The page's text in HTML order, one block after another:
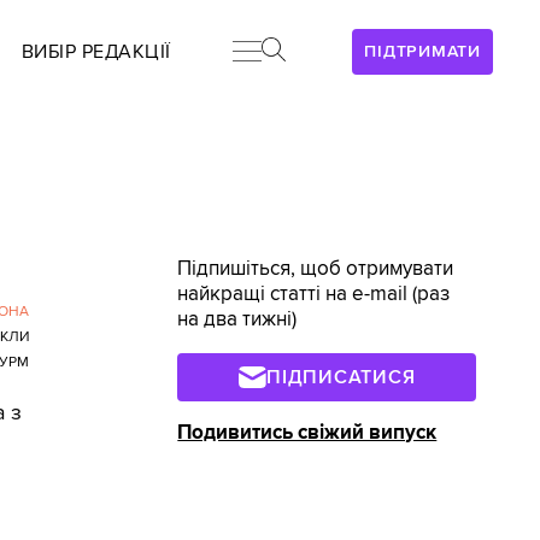
ПІДТРИМАТИ
ВИБІР РЕДАКЦІЇ
з
Підпишіться, щоб отримувати
найкращі статті на e-mail (раз
на два тижні)
ПІДПИСАТИСЯ
Подивитись свіжий випуск